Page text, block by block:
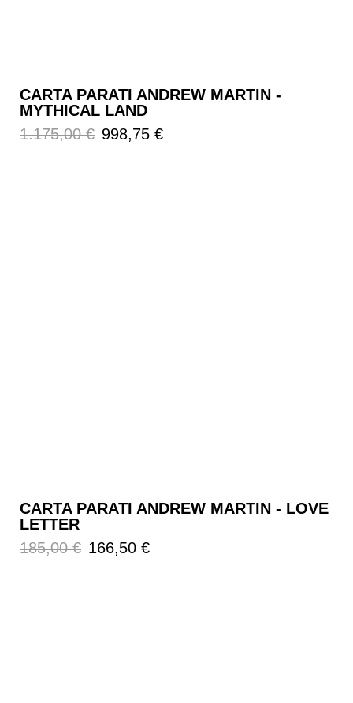
CARTA PARATI ANDREW MARTIN -
MYTHICAL LAND
Prezzo
1.175,00 € Prezzo
998,75 €
CARTA PARATI ANDREW MARTIN - LOVE
LETTER
Prezzo
regolare
185,00 € Prezzo
166,50 €